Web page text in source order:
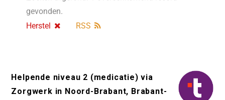
gevonden.
Herstel
RSS
Helpende niveau 2 (medicatie) via
Zorgwerk in Noord-Brabant, Brabant-